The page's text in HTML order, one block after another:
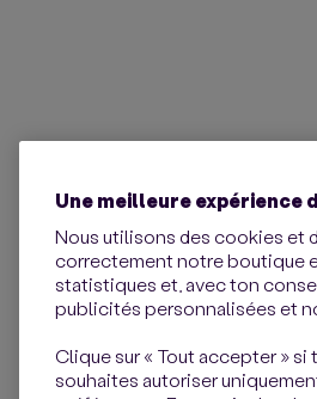
Une meilleure expérience
Nous utilisons des cookies et
correctement notre boutique
statistiques et, avec ton
publicités personnalisées et
Clique sur « Tout accepter »
souhaites autoriser